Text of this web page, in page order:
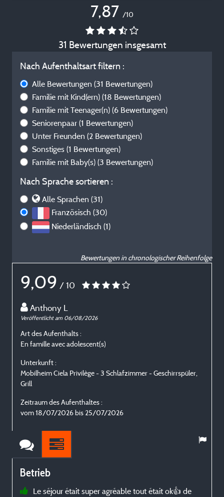
7,87 /10
31 Bewertungen insgesamt
Nach Aufenthaltsart filtern :
Alle Bewertungen (31 Bewertungen)
Familie mit Kind(ern) (18 Bewertungen)
Familie mit Teenager(n) (6 Bewertungen)
Seniorenpaar (1 Bewertungen)
Unter Freunden (2 Bewertungen)
Sonstiges (1 Bewertungen)
Familie mit Baby(s) (3 Bewertungen)
Nach Sprache sortieren :
Alle Sprachen (31)
Französisch (30)
Niederländisch (1)
Bewertungen in chronologischer Reihenfolge
9,09 / 10
Anthony L
Veröffentlicht am 06/08/2026
Art des Aufenthalts :
En famille avec adolescent(s)
Unterkunft :
Mobilheim Ciela Privilège - 3 Schlafzimmer - Geschirrspüler,
Grill
Zeitraum des Aufenthaltes :
vom 18/07/2026 bis 25/07/2026
Betrieb
Le séjour était super agréable tout était ok👍 de